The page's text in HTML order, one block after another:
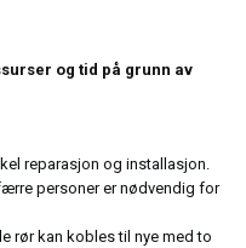
og tid på grunn av
reparasjon og installasjon.
personer er nødvendig for
rør kan kobles til nye med to